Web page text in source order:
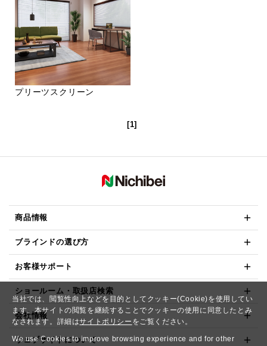
当社では、閲覧性向上などを目的としてクッキー(Cookie)を使用してい
ます。本サイトの閲覧を継続することでクッキーの使用に同意したとみ
なされます。詳細はサイトポリシー をご覧ください。
We use Cookies to improve browsing experience and for other
プリーツスクリーン
[1]
商品情報
ブラインドの選び方
お客様サポート
ショールーム・取扱店検索
会社情報
ウェブサイトについて